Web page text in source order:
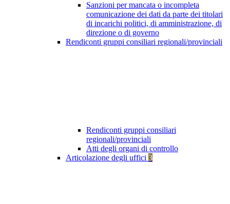
Sanzioni per mancata o incompleta
comunicazione dei dati da parte dei titolari
di incarichi politici, di amministrazione, di
direzione o di governo
Rendiconti gruppi consiliari regionali/provinciali
Rendiconti gruppi consiliari
regionali/provinciali
Atti degli organi di controllo
Articolazione degli uffici 3